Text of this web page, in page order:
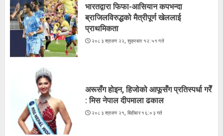
अरूसँग होइन, हिजोको आफूसँग प्रतिस्पर्धा गरेँ
: मिस नेपाल दीपमाला ढकाल
भारतद्वारा फिफा-आसियान कपभन्दा
ब्राजिलविरुद्धको मैत्रीपूर्ण खेललाई
प्राथमिकता
२०८३ श्रावण २२, शुक्रबार १२:५१ गते
अरूसँग होइन, हिजोको आफूसँग प्रतिस्पर्धा गरेँ
: मिस नेपाल दीपमाला ढकाल
२०८३ श्रावण २१, बिहीबार १६:०३ गते